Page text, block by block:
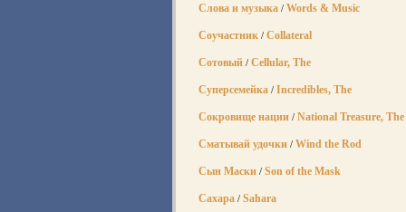
Слова и музыка / Words & Music
Соучастник / Collateral
Сотовый / Cellular, The
Суперсемейка / Incredibles, The
Сокровище нации / National Treasure, The
Сматывай удочки / Wind the Rod
Сын Маски / Son of the Mask
Сахара / Sahara